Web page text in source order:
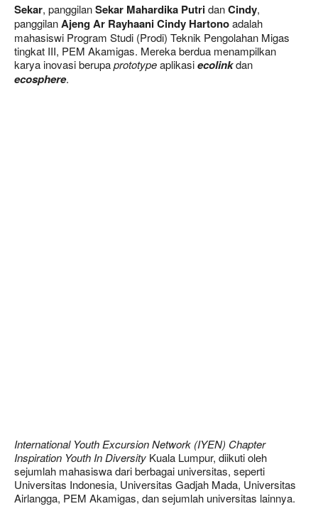
Sekar, panggilanSekar Mahardika PutridanCindy,
panggilanAjeng Ar Rayhaani Cindy Hartonoadalah
mahasiswi Program Studi (Prodi) Teknik Pengolahan Migas
tingkat III, PEM Akamigas. Mereka berdua menampilkan
karya inovasi berupaprototypeaplikasiecolinkdan
ecosphere.
International Youth Excursion Network (IYEN) Chapter
Inspiration Youth In Diversity Kuala Lumpur, diikuti oleh
sejumlah mahasiswa dari berbagai universitas, seperti
Universitas Indonesia, Universitas Gadjah Mada, Universitas
Airlangga, PEM Akamigas, dan sejumlah universitas lainnya.